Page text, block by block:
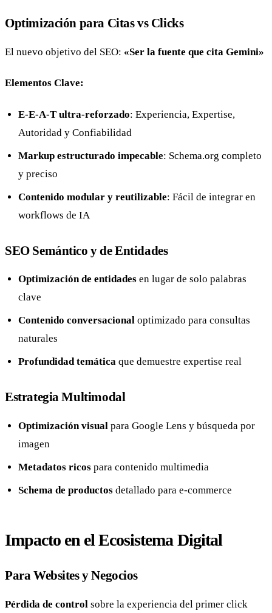
Optimización para Citas vs Clicks
El nuevo objetivo del SEO: «Ser la fuente que cita Gemini»
Elementos Clave:
E-E-A-T ultra-reforzado: Experiencia, Expertise,
Autoridad y Confiabilidad
Markup estructurado impecable: Schema.org completo
y preciso
Contenido modular y reutilizable: Fácil de integrar en
workflows de IA
SEO Semántico y de Entidades
Optimización de entidades en lugar de solo palabras
clave
Contenido conversacional optimizado para consultas
naturales
Profundidad temática que demuestre expertise real
Estrategia Multimodal
Optimización visual para Google Lens y búsqueda por
imagen
Metadatos ricos para contenido multimedia
Schema de productos detallado para e-commerce
Impacto en el Ecosistema Digital
Para Websites y Negocios
Pérdida de control sobre la experiencia del primer click